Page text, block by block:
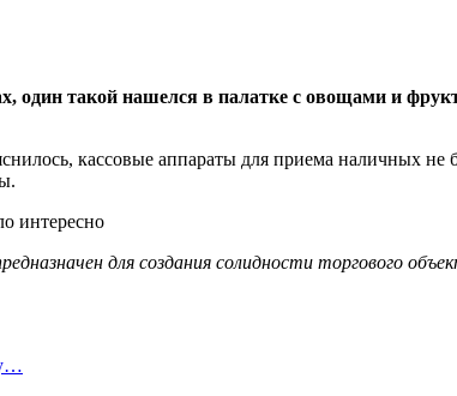
один такой нашелся в палатке с овощами и
кассовые аппараты для приема наличных не
для создания солидности торгового